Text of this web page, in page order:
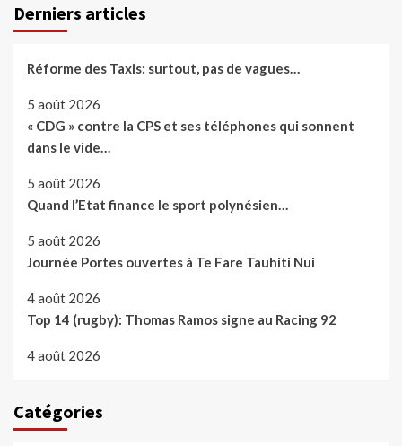
Derniers articles
Réforme des Taxis: surtout, pas de vagues…
5 août 2026
« CDG » contre la CPS et ses téléphones qui sonnent
dans le vide…
5 août 2026
Quand l’Etat finance le sport polynésien…
5 août 2026
Journée Portes ouvertes à Te Fare Tauhiti Nui
4 août 2026
Top 14 (rugby): Thomas Ramos signe au Racing 92
4 août 2026
Catégories